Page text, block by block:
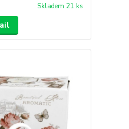
Skladem 21 ks